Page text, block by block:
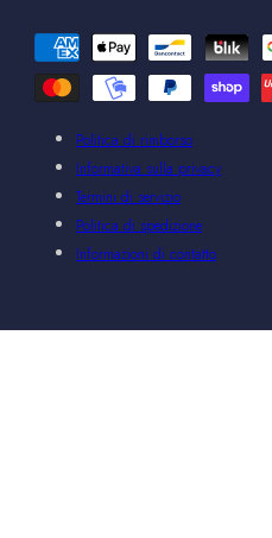
Metodi
di
pagamento
Politica di rimborso
Informativa sulla privacy
Termini di servizio
Politica di spedizione
Informazioni di contatto